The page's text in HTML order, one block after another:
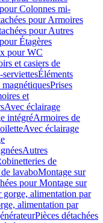
Colonnes mi-
pour Armoires
pour Autres
Étagères
pour WC
et casiers de
serviettesÉléments
Prises
et
Avec éclairage
intégréArmoires de
Avec éclairage
Autres
de
lavaboMontage sur
pour Montage sur
gorge, alimentation par
alimentation par
Pièces détachées